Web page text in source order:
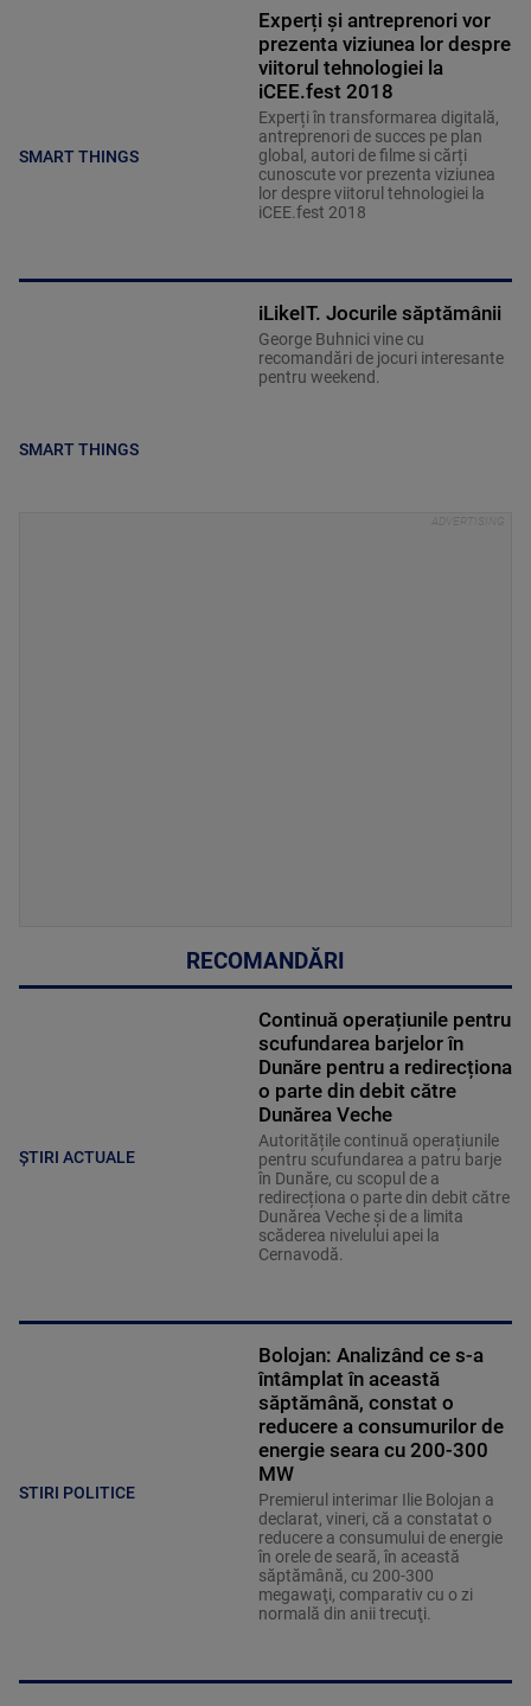
SMART THINGS
Experți și antreprenori vor
prezenta viziunea lor despre
viitorul tehnologiei la
iCEE.fest 2018
Experți în transformarea digitală,
antreprenori de succes pe plan
global, autori de filme si cărți
cunoscute vor prezenta viziunea
lor despre viitorul tehnologiei la
iCEE.fest 2018
SMART THINGS
iLikeIT. Jocurile săptămânii
George Buhnici vine cu
recomandări de jocuri interesante
pentru weekend.
RECOMANDĂRI
ȘTIRI ACTUALE
Continuă operațiunile pentru
scufundarea barjelor în
Dunăre pentru a redirecționa
o parte din debit către
Dunărea Veche
Autoritățile continuă operațiunile
pentru scufundarea a patru barje
în Dunăre, cu scopul de a
redirecționa o parte din debit către
Dunărea Veche și de a limita
scăderea nivelului apei la
Cernavodă.
STIRI POLITICE
Bolojan: Analizând ce s-a
întâmplat în această
săptămână, constat o
reducere a consumurilor de
energie seara cu 200-300
MW
Premierul interimar Ilie Bolojan a
declarat, vineri, că a constatat o
reducere a consumului de energie
în orele de seară, în această
săptămână, cu 200-300
megawaţi, comparativ cu o zi
normală din anii trecuţi.